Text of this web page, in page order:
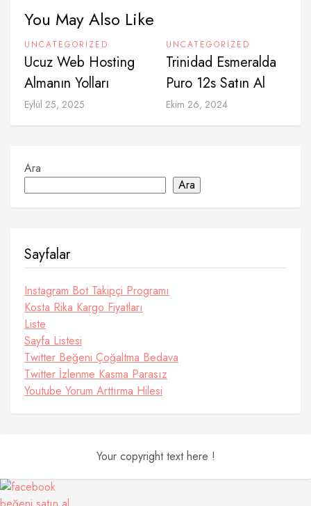
You May Also Like
UNCATEGORIZED
Ucuz Web Hosting
Almanın Yolları
Eylül 25, 2025
UNCATEGORIZED
Trinidad Esmeralda
Puro 12s Satın Al
Ekim 26, 2024
Ara
Ara
Sayfalar
Instagram Bot Takipçi Programı
Kosta Rika Kargo Fiyatları
Liste
Sayfa Listesi
Twitter Beğeni Çoğaltma Bedava
Twitter İzlenme Kasma Parasız
Youtube Yorum Arttırma Hilesi
Your copyright text here !